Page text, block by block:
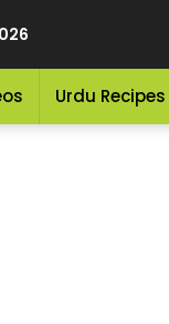
Urdu Recipes